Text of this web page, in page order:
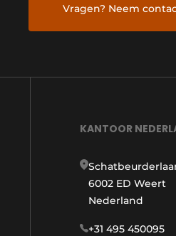
Vragen? Neem
KANTOOR
6002 ED Weert
Nederland
+31 495 450095